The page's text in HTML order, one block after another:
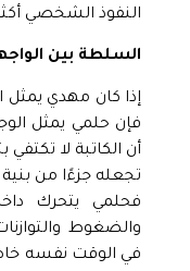
النفوذ الشخصي
السلطة بين
إذا كان مهدي يمثل
فإن حلمي يمثل
أن الكاتبة لا
تجعله جزءًا من بنية
فحلمي يتحرك
والضغوط
في الوقت نفسه